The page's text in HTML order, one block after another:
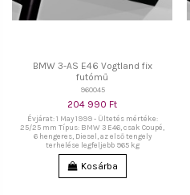
BMW 3-AS E46 Vogtland fix
futómű
960045
204 990 Ft
Évjárat: 1 May 1999 - Ültetés mértéke:
25/25 mm Típus: BMW 3 E46, csak Coupé,
6 hengeres, Diesel, az első tengely
terhelése legfeljebb 965 kg
Kosárba